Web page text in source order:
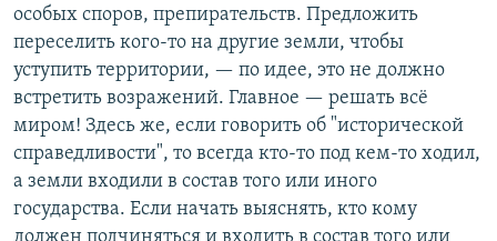
особых споров, препирательств. Предложить
переселить кого-то на другие земли, чтобы
уступить территории, — по идее, это не должно
встретить возражений. Главное — решать всё
миром! Здесь же, если говорить об "исторической
справедливости", то всегда кто-то под кем-то ходил,
а земли входили в состав того или иного
государства. Если начать выяснять, кто кому